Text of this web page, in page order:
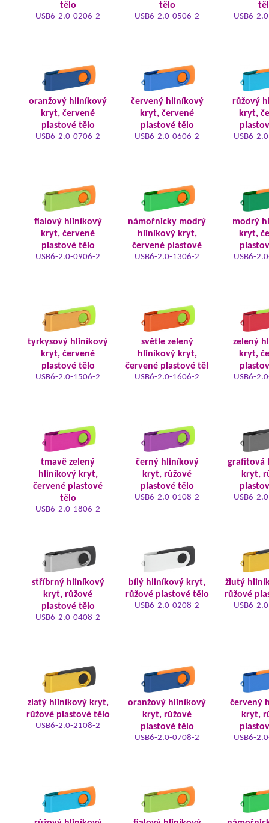
tělo
USB6-2.0-0206-2
tělo
USB6-2.0-0506-2 USB6-
oranžový hliníkový
kryt, červené
plastové tělo
USB6-2.0-0706-2
červený hliníkový
kryt, červené
plastové tělo
USB6-2.0-0606-2
růžový
kryt,
USB6-
fialový hliníkový
kryt, červené
plastové tělo
USB6-2.0-0906-2
námořnicky modrý
hliníkový kryt,
červené plastové
USB6-2.0-1306-2
modrý
kryt,
USB6-
tyrkysový hliníkový
kryt, červené
plastové tělo
USB6-2.0-1506-2
světle zelený
hliníkový kryt,
červené plastové těl
USB6-2.0-1606-2
zelený
kryt,
USB6-
tmavě zelený
hliníkový kryt,
červené plastové
tělo
USB6-2.0-1806-2
černý hliníkový
kryt, růžové
plastové tělo
USB6-2.0-0108-2
grafitová
kryt,
USB6-
stříbrný hliníkový
kryt, růžové
plastové tělo
USB6-2.0-0408-2
bílý hliníkový kryt,
růžové plastové tělo
USB6-2.0-0208-2
žlutý
růžové
USB6-
zlatý hliníkový kryt,
růžové plastové tělo
USB6-2.0-2108-2
oranžový hliníkový
kryt, růžové
plastové tělo
USB6-2.0-0708-2
červený
kryt,
USB6-